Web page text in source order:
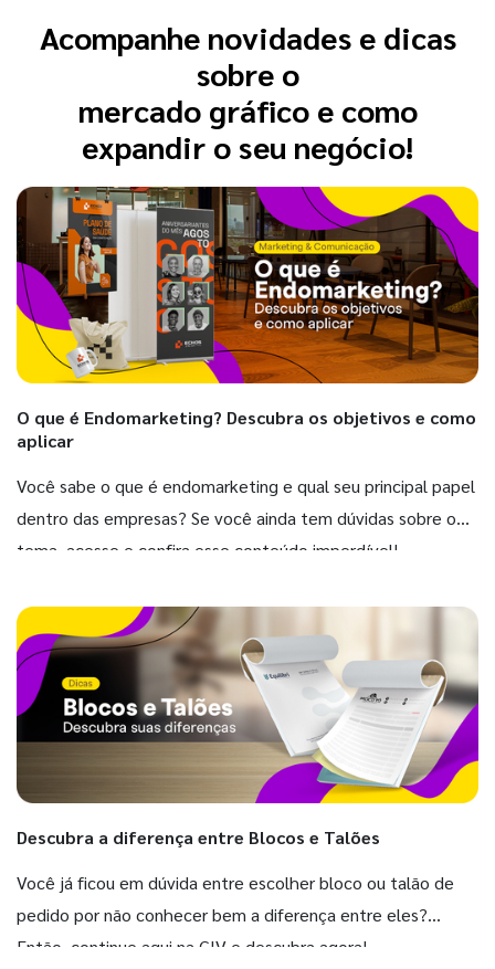
Acompanhe novidades e dicas
sobre o
mercado gráfico e como
expandir o seu negócio!
O que é Endomarketing? Descubra os objetivos e como
aplicar
Você sabe o que é endomarketing e qual seu principal papel
dentro das empresas? Se você ainda tem dúvidas sobre o
tema, acesse e confira esse conteúdo imperdível!
Descubra a diferença entre Blocos e Talões
Você já ficou em dúvida entre escolher bloco ou talão de
pedido por não conhecer bem a diferença entre eles?
Então, continue aqui na GIV e descubra agora!